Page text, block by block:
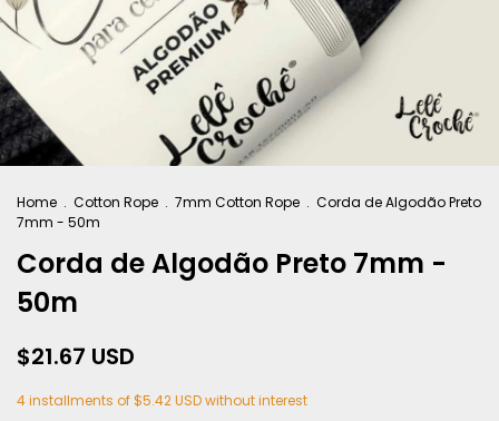
Home . Cotton Rope . 7mm Cotton Rope . Corda de Algodão Preto
7mm - 50m
Corda de Algodão Preto 7mm -
50m
$21.67 USD
4installments of$5.42 USDwithout interest